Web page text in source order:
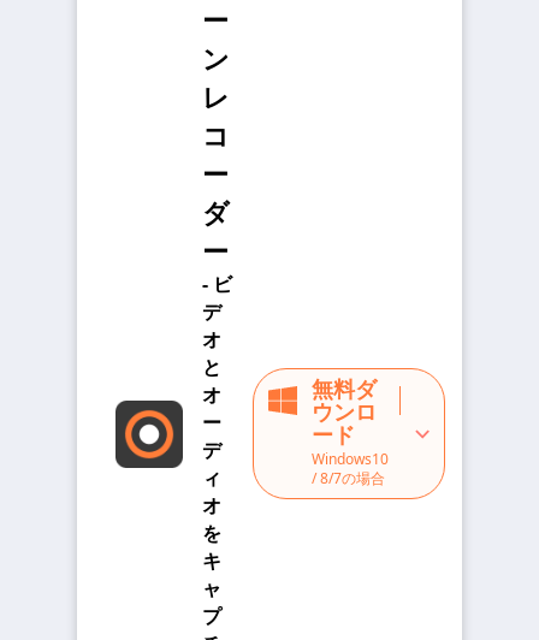
ー
ン
レ
コ
ー
ダ
ー
- ビ
デ
オ
と
オ
ー
デ
ィ
オ
を
キ
ャ
プ
無料ダ
ウンロ
ード
Windows10
/ 8/7の場合